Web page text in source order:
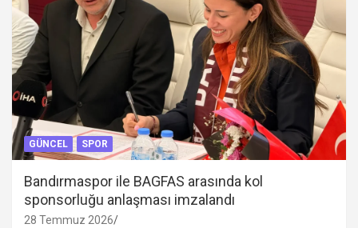
GÜNCEL SPOR
Bandırmaspor ile BAGFAS arasında kol
sponsorluğu anlaşması imzalandı
28 Temmuz 2026